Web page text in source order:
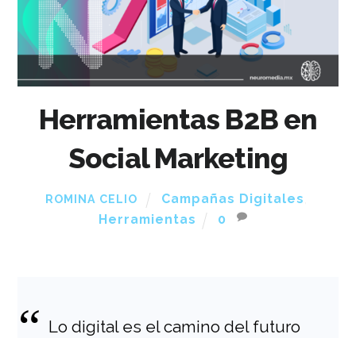
Herramientas B2B en
Social Marketing
ROMINA CELIO Campañas Digitales
Herramientas
0
Lo digital es el camino del futuro